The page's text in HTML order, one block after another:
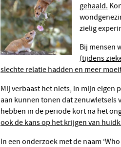
gehaald.
zielig
Bij mensen
(tijdens
slechte relatie hadden en meer
Mij verbaast het niets, in mijn eigen promotieonderzoek heb ik jaren geleden al heel duidelijk
aan kunnen tonen dat zenuwletsels
hebben in de periode kort na het
ook de kans op het krijgen van
In een onderzoek met de naam ‘Who moved my cheese’ bleken muizen met veel stress sneller